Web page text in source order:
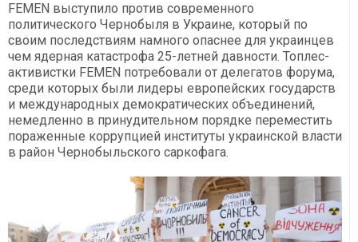
FEMEN выступило против современного
политического Чернобыля в Украине, который по
своим последствиям намного опаснее для украинцев
чем ядерная катастрофа 25-летней давности. Топлес-
активистки FEMEN потребовали от делегатов форума,
среди которых были лидеры европейских государств
и международных демократических объединений,
немедленно в принудительном порядке переместить
пораженные коррупцией институты украинской власти
в район Чернобыльского саркофага.